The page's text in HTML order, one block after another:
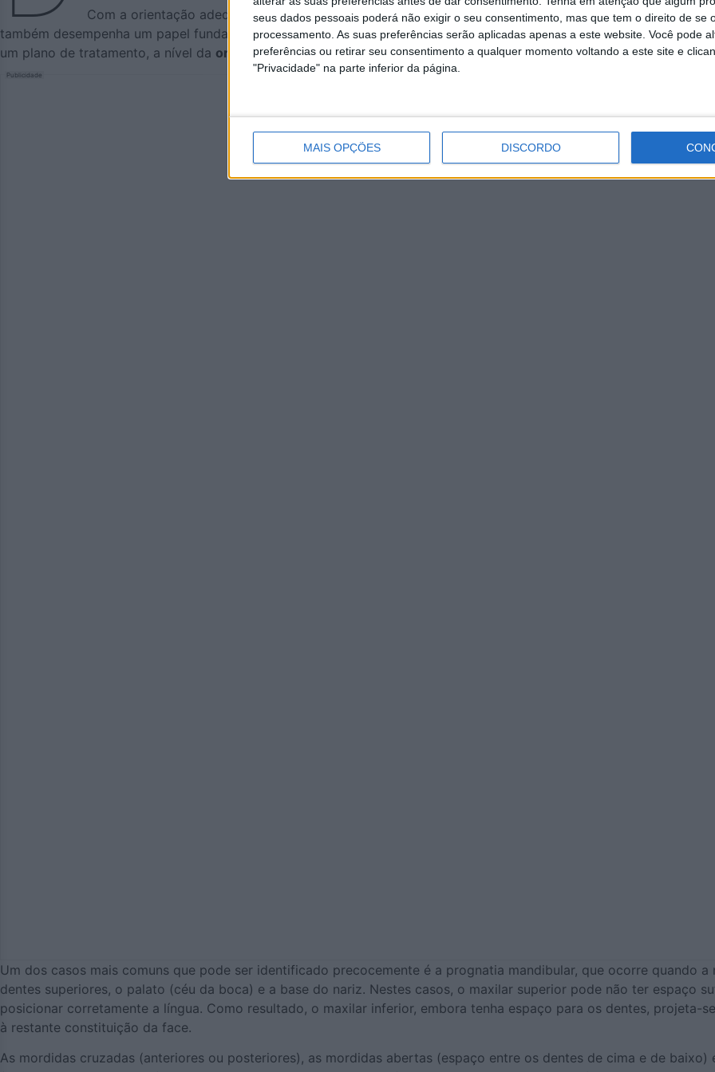
seus dados pessoais poderá não exigir o seu consentimento, mas que tem o direito de se
processamento. As suas preferências serão aplicadas apenas a este website. Você pode
preferências ou retirar seu consentimento a qualquer momento voltando a este site e
"Privacidade" na parte inferior da página.
MAIS OPÇÕES DISCORDO
Com a orientação adequada e uma intervenção atempada, muitos desses problemas podem ser
também desempenha um papel fundamental no crescimento e na oclusão da criança. Se houver tendência para
um plano de tratamento, a nível da ortodontia intercetivaecorretiva, mais detalhado e a longo prazo, para garantir
Publicidade
Um dos casos mais comuns que pode ser identificado precocemente é a prognatia mandibular, que ocorre quando
dentes superiores, o palato (céu da boca) e a base do nariz. Nestes casos, o maxilar superior pode não ter espaço
posicionar corretamente a língua. Como resultado, o maxilar inferior, embora tenha espaço para os dentes, projeta-
à restante constituição da face.
As mordidas cruzadas (anteriores ou posteriores), as mordidas abertas (espaço entre os dentes de cima e de